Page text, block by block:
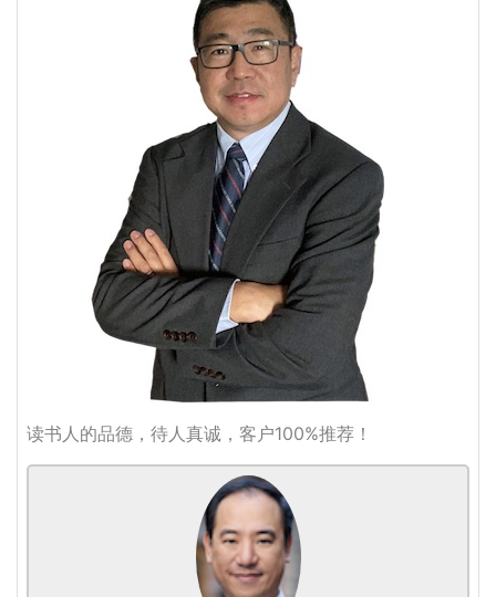
读书人的品德，待人真诚，客户100%推荐！